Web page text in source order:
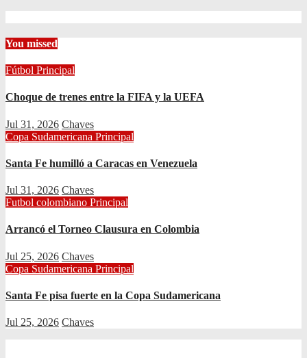
You missed
Fútbol Principal
Choque de trenes entre la FIFA y la UEFA
Jul 31, 2026 Chaves
Copa Sudamericana Principal
Santa Fe humilló a Caracas en Venezuela
Jul 31, 2026 Chaves
Futbol colombiano Principal
Arrancó el Torneo Clausura en Colombia
Jul 25, 2026 Chaves
Copa Sudamericana Principal
Santa Fe pisa fuerte en la Copa Sudamericana
Jul 25, 2026 Chaves